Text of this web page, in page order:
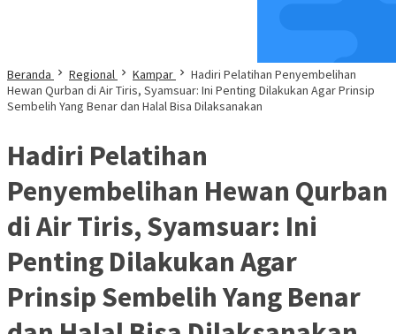
Beranda Regional Kampar
Hadiri Pelatihan Penyembelihan
Hewan Qurban di Air Tiris, Syamsuar: Ini Penting Dilakukan Agar Prinsip
Sembelih Yang Benar dan Halal Bisa Dilaksanakan
Hadiri Pelatihan
Penyembelihan Hewan Qurban
di Air Tiris, Syamsuar: Ini
Penting Dilakukan Agar
Prinsip Sembelih Yang Benar